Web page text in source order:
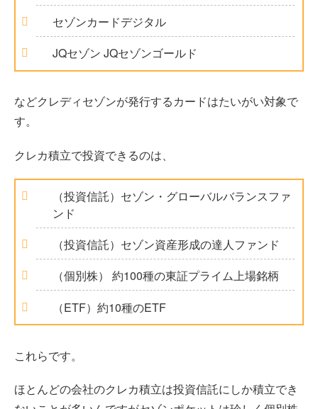
セゾンカードデジタル
JQセゾン JQセゾンゴールド
などクレディセゾンが発行するカードはたいがい対象で
す。
クレカ積立で投資できるのは、
（投資信託）セゾン・グローバルバランスファ
ンド
（投資信託）セゾン資産形成の達人ファンド
（個別株） 約100種の東証プライム上場銘柄
（ETF）約10種のETF
これらです。
ほとんどの会社のクレカ積立は投資信託にしか積立でき